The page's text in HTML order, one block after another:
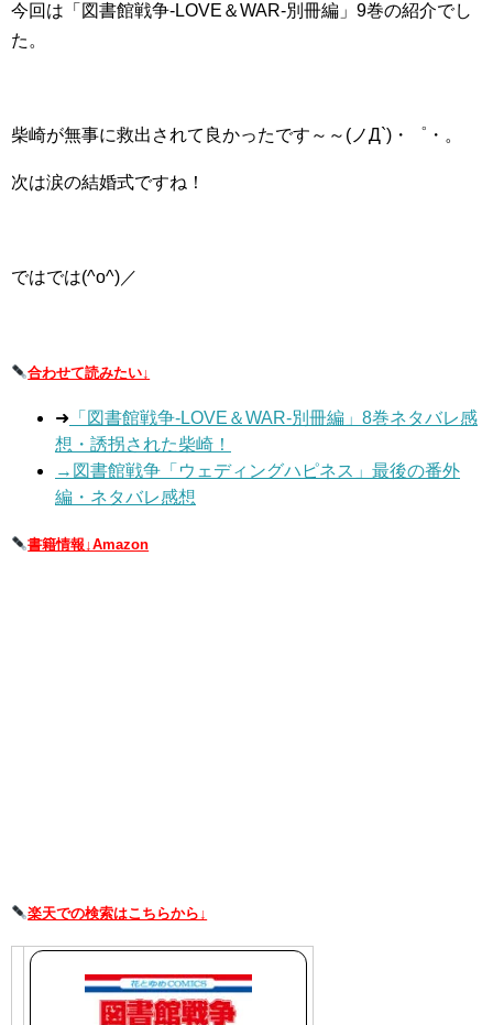
今回は「図書館戦争-LOVE＆WAR-別冊編」9巻の紹介でし
た。
柴崎が無事に救出されて良かったです～～(ノД`)・゜・。
次は涙の結婚式ですね！
ではでは(^o^)／
合わせて読みたい↓
➜ 「図書館戦争-LOVE＆WAR-別冊編」8巻ネタバレ感
想・誘拐された柴崎！
→図書館戦争「ウェディングハピネス」最後の番外
編・ネタバレ感想
書籍情報↓Amazon
楽天での検索はこちらから↓